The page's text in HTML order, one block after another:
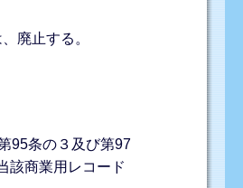
廃止する。
95条の３及び第97
該商業用レコード